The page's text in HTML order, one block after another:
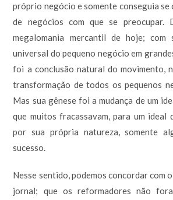
próprio negócio e somente conseguia se
de negócios com que se preocupar.
megalomania mercantil de hoje; com
universal do pequeno negócio em
foi a conclusão natural do movimento,
transformação de todos os pequenos
Mas sua gênese foi a mudança de um
que muitos fracassavam, para um ideal
por sua própria natureza, somente
sucesso.
Nesse sentido, podemos concordar com
jornal; que os reformadores não